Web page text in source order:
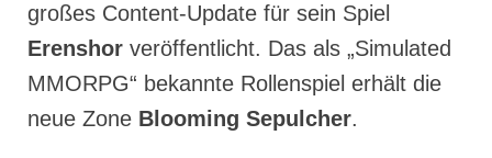
großes Content-Update für sein Spiel
Erenshor veröffentlicht. Das als „Simulated
MMORPG“ bekannte Rollenspiel erhält die
neue Zone Blooming Sepulcher.